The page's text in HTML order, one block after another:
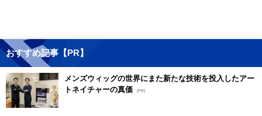
おすすめ記事【PR】
メンズウィッグの世界にまた新たな技術を投入したアー
トネイチャーの真価 [PR]